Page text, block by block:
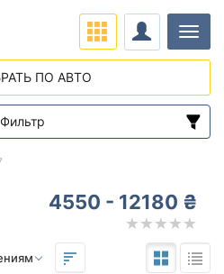
4550 - 12180 ₴
ПО АВТО
Фильтр